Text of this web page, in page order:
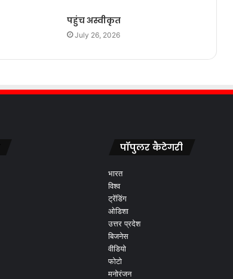
पहुंच अस्वीकृत
July 26, 2026
पॉपुलर कैटेगरी
भारत
विश्व
ट्रेंडिंग
ओडिशा
उत्तर प्रदेश
बिजनेस
वीडियो
फोटो
मनोरंजन